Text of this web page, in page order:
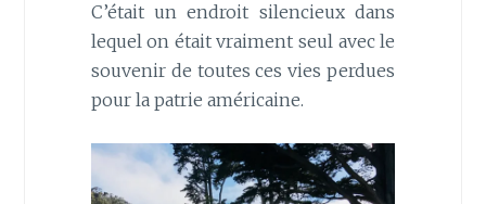
C’était un endroit silencieux dans
lequel on était vraiment seul avec le
souvenir de toutes ces vies perdues
pour la patrie américaine.